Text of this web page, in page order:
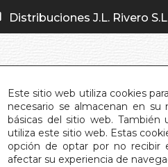
Este sitio web utiliza cookies
necesario se almacenan en su
básicas del sitio web.
utiliza este sitio web. Estas
opción de optar por no recibir
afectar su experiencia de
Distribuciones J.L. Rivero